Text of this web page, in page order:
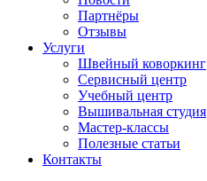
Партнёры
Отзывы
Услуги
Швейный коворкинг
Сервисный центр
Учебный центр
Вышивальная студия
Мастер-классы
Полезные статьи
Контакты